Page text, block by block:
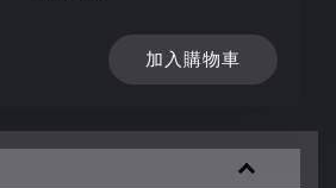
加入購物車